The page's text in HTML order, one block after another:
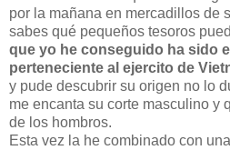
por la mañana en mercadillos de
sabes qué pequeños tesoros
que yo he conseguido ha sido
perteneciente al ejercito de
y pude descubrir su origen no lo
me encanta su corte masculino y
de los hombros.
Esta vez la he combinado con